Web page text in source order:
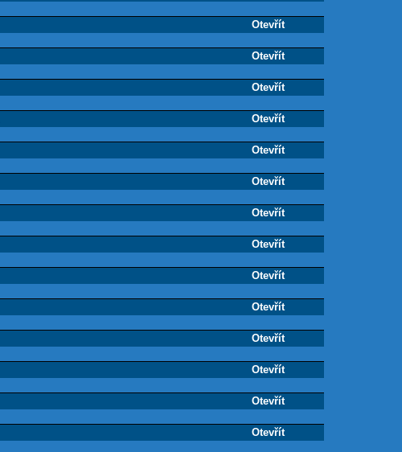
Otevřít
Otevřít
Otevřít
Otevřít
Otevřít
Otevřít
Otevřít
Otevřít
Otevřít
Otevřít
Otevřít
Otevřít
Otevřít
Otevřít